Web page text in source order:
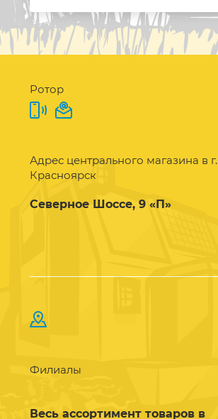
Ротор
Адрес центрального магазина в г.
Красноярск
Северное Шоссе, 9 «П»
Филиалы
Весь ассортимент товаров в